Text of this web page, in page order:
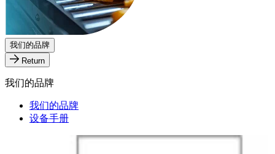
我们的品牌
Return
我们的品牌
我们的品牌
设备手册